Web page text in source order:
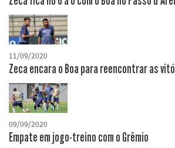
11/09/2020
Zeca encara o Boa para reencontrar as
09/09/2020
Empate em jogo-treino com o Grêmio